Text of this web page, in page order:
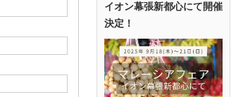
イオン幕張新都心にて開催
決定！